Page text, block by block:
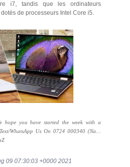
i7, tandis que les ordinateurs
de processeurs Intel Core i5.
hope you have started the week with a
WhatsApp Us On 0724 000340 (Na…
09 07:30:03 +0000 2021